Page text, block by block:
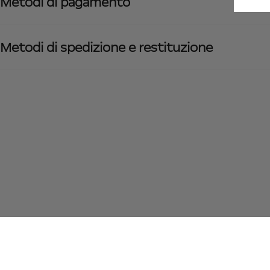
Metodi di spedizione e restituzione